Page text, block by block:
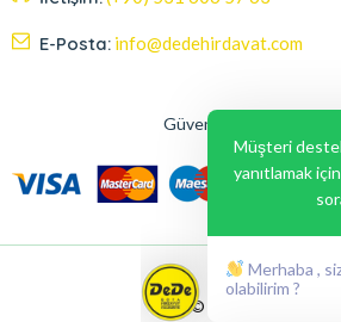
E-Posta: info@dedehirdavat.com
Güvenli Ödeme
© 2024, Liabil Dizayn
Müşteri destek
yanıtlamak
Merhaba ,
olabilirim ?